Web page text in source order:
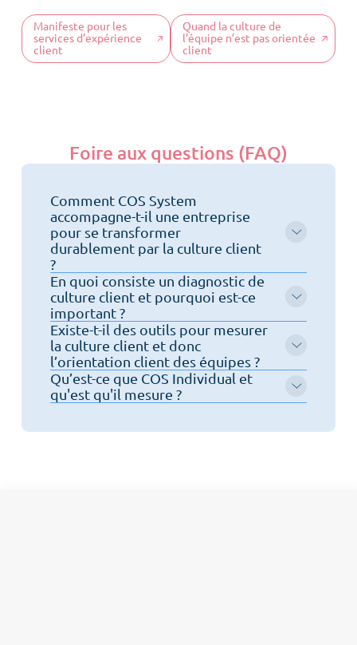
Menu
Nos offres
Contactez-nous
Prendre rendez-vous
Manifeste pour les
services d’expérience
client
Quand la culture de
l’équipe n’est pas orientée
client
Foire aux questions (FAQ)
Comment COS System
accompagne-t-il une entreprise
pour se transformer
durablement par la culture client
?
En quoi consiste un diagnostic de
culture client et pourquoi est-ce
important ?
Existe-t-il des outils pour mesurer
la culture client et donc
l’orientation client des équipes ?
Qu’est-ce que COS Individual et
qu'est qu'il mesure ?